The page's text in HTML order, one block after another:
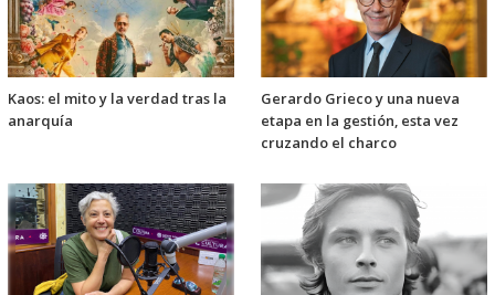
Kaos: el mito y la verdad tras la
anarquía
Gerardo Grieco y una nueva
etapa en la gestión, esta vez
cruzando el charco